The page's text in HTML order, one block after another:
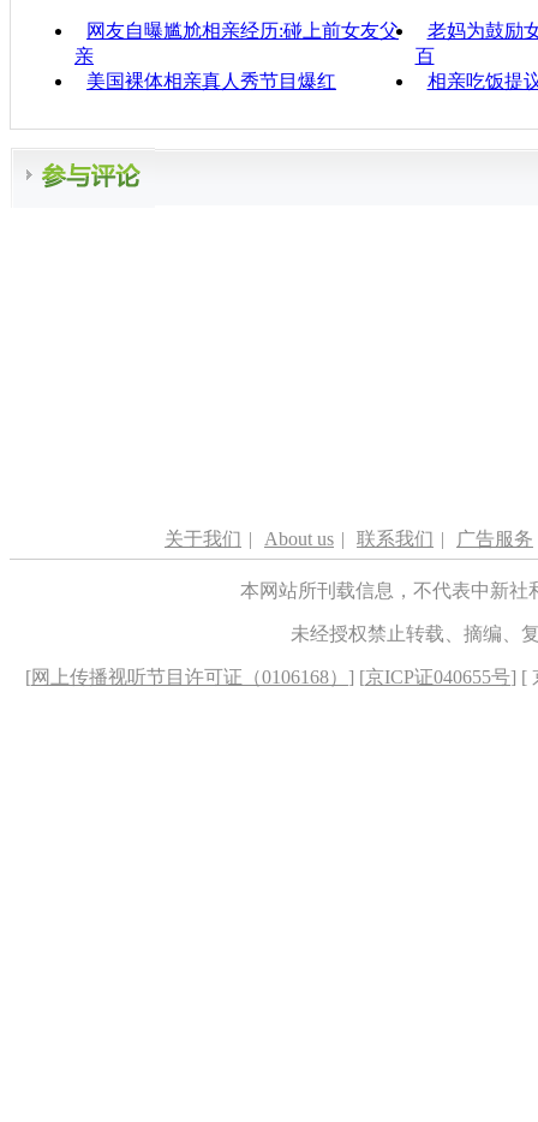
网友自曝尴尬相亲经历:碰上前女友父
亲
老妈为鼓励
百
美国裸体相亲真人秀节目爆红
相亲吃饭提
关于我们 | About us | 联系我们 | 广告服务
本网站所刊载信息，不代表中新
未经授权禁止转载、摘编、
[网上传播视听节目许可证（0106168） ] [京ICP证040655号] [